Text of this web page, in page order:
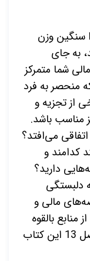
سنگین وزن
به جای
شما متمرکز
منحصر به فرد
از تجزیه و
مناسب باشد.
می‌افتد؟
کدامند و
دارید؟
دلبستگی
مالی و
بالقوه
بودجه و نحوه استفاده بهتر از آن‌ها در فصل 13 این کتاب